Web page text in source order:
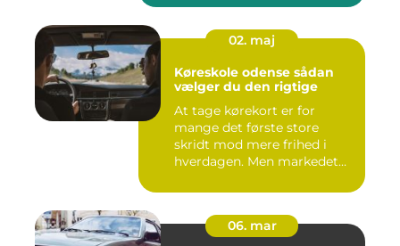
02. maj
Køreskole odense sådan
vælger du den rigtige
At tage kørekort er for
mange det første store
skridt mod mere frihed i
hverdagen. Men markedet
06. mar